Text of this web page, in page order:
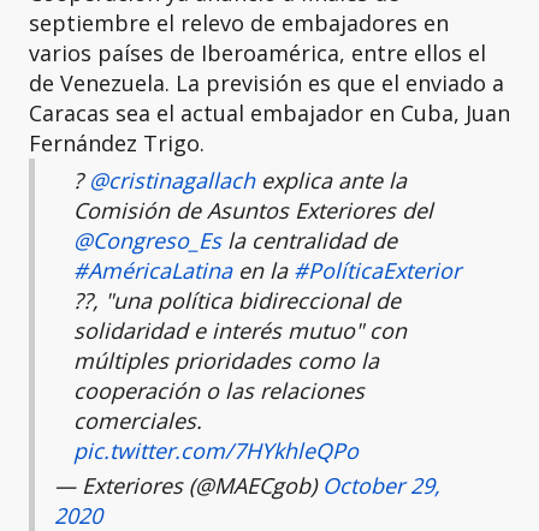
septiembre el relevo de embajadores en
varios países de Iberoamérica, entre ellos el
de Venezuela. La previsión es que el enviado a
Caracas sea el actual embajador en Cuba, Juan
Fernández Trigo.
?️ @cristinagallachexplica ante la
Comisión de Asuntos Exteriores del
@Congreso_Esla centralidad de
#AméricaLatinaen la #PolíticaExterior
??, "una política bidireccional de
solidaridad e interés mutuo" con
múltiples prioridades como la
cooperación o las relaciones
comerciales.
pic.twitter.com/7HYkhleQPo
— Exteriores (@MAECgob) October 29,
2020